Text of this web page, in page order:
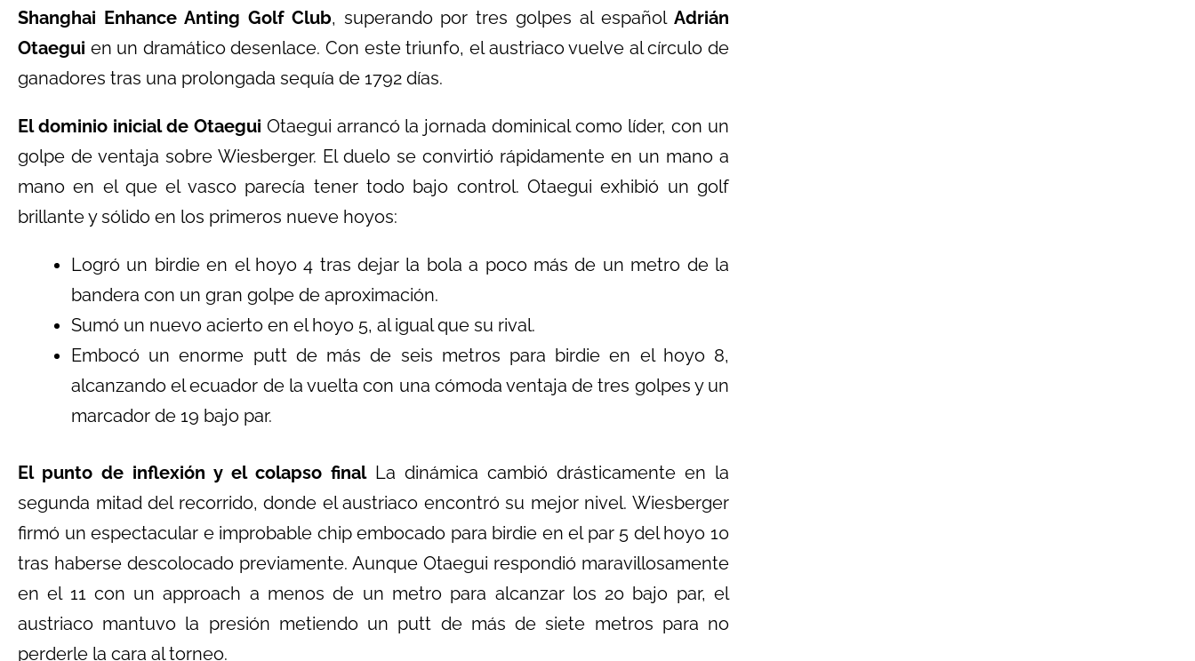
Shanghai Enhance Anting Golf Club, superando por tres golpes al españolAdrián
Otaegui en un dramático desenlace. Con este triunfo, el austriaco vuelve al círculo de
ganadores tras una prolongada sequía de 1792 días.
El dominio inicial de Otaegui Otaegui arrancó la jornada dominical como líder, con un
golpe de ventaja sobre Wiesberger. El duelo se convirtió rápidamente en un mano a
mano en el que el vasco parecía tener todo bajo control. Otaegui exhibió un golf
brillante y sólido en los primeros nueve hoyos:
Logró un birdie en el hoyo 4 tras dejar la bola a poco más de un metro de la
bandera con un gran golpe de aproximación.
Sumó un nuevo acierto en el hoyo 5, al igual que su rival.
Embocó un enorme putt de más de seis metros para birdie en el hoyo 8,
alcanzando el ecuador de la vuelta con una cómoda ventaja de tres golpes y un
marcador de 19 bajo par.
El punto de inflexión y el colapso finalLa dinámica cambió drásticamente en la
segunda mitad del recorrido, donde el austriaco encontró su mejor nivel. Wiesberger
firmó un espectacular e improbable chip embocado para birdie en el par 5 del hoyo 10
tras haberse descolocado previamente. Aunque Otaegui respondió maravillosamente
en el 11 con un approach a menos de un metro para alcanzar los 20 bajo par, el
austriaco mantuvo la presión metiendo un putt de más de siete metros para no
perderle la cara al torneo.